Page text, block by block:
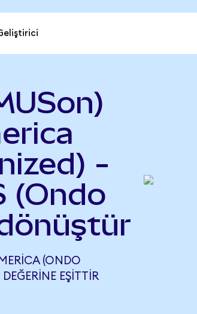
-
(Ondo
(ONDO
EŞITTIR